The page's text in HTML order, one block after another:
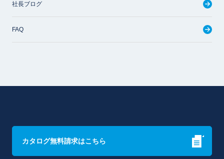
社長ブログ
FAQ
カタログ無料請求はこちら